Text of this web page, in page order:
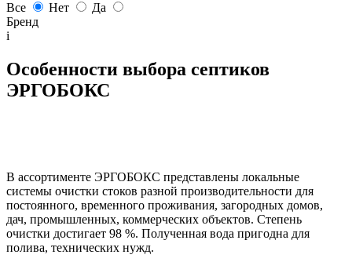
Все
Нет
Да
Бренд
i
Особенности выбора септиков
ЭРГОБОКС
В ассортименте ЭРГОБОКС представлены локальные
системы очистки стоков разной производительности для
постоянного, временного проживания, загородных домов,
дач, промышленных, коммерческих объектов. Степень
очистки достигает 98 %. Полученная вода пригодна для
полива, технических нужд.